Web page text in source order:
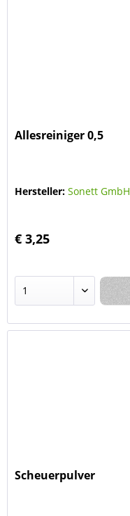
Allesreiniger 0,5
Hersteller: Sonett GmbH
€ 3,25
Scheuerpulver